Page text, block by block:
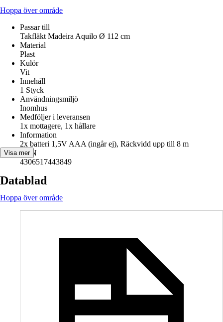
Hoppa över område
Passar till
Takfläkt Madeira Aquilo Ø 112 cm
Material
Plast
Kulör
Vit
Innehåll
1 Styck
Användningsmiljö
Inomhus
Medföljer i leveransen
1x mottagere, 1x hållare
Information
2x batteri 1,5V AAA (ingår ej), Räckvidd upp till 8 m
EAN
4306517443849
Visa mer
Datablad
Hoppa över område